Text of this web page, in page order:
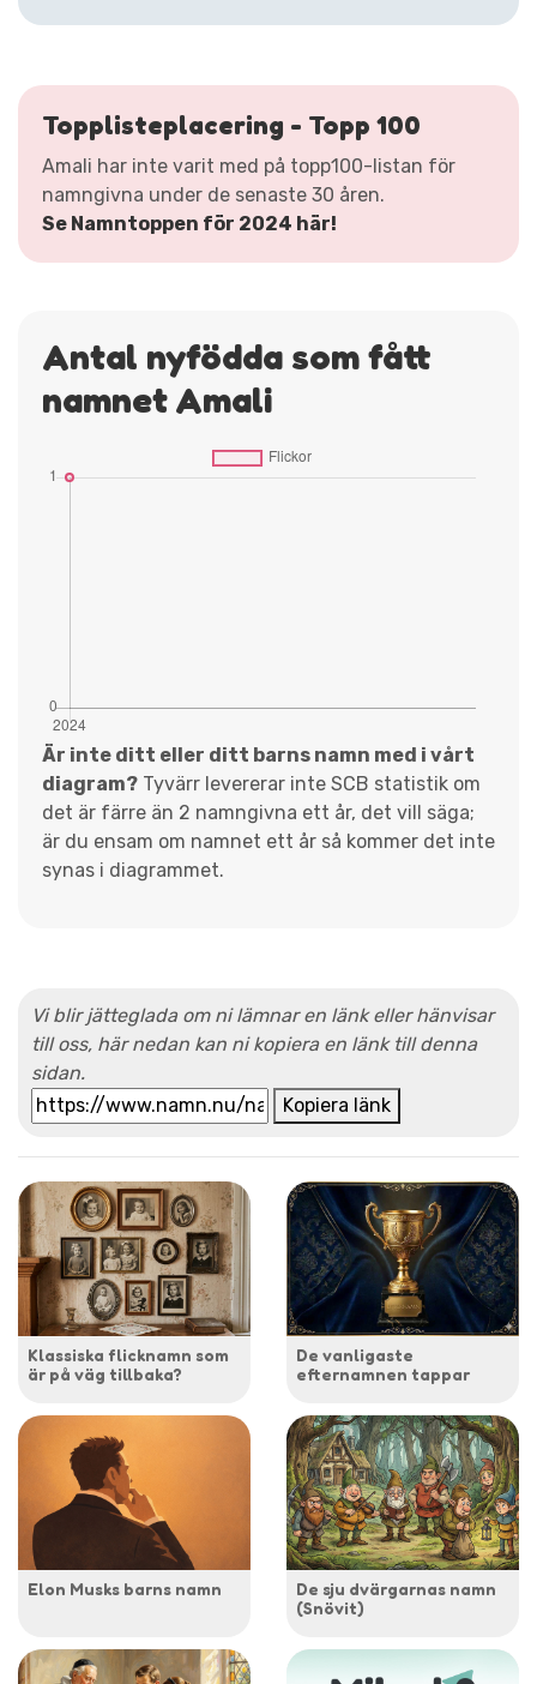
Topplisteplacering - Topp 100
Amali har inte varit med på topp100-listan för
namngivna under de senaste 30 åren.
Se Namntoppen för 2024 här!
Antal nyfödda som fått
namnet Amali
Är inte ditt eller ditt barns namn med i vårt
diagram? Tyvärr levererar inte SCB statistik om
det är färre än 2 namngivna ett år, det vill säga;
är du ensam om namnet ett år så kommer det inte
synas i diagrammet.
Vi blir jätteglada om ni lämnar en länk eller hänvisar
till oss, här nedan kan ni kopiera en länk till denna
sidan.
Kopiera länk
Klassiska flicknamn som
är på väg tillbaka?
De vanligaste
efternamnen tappar
Elon Musks barns namn
De sju dvärgarnas namn
(Snövit)